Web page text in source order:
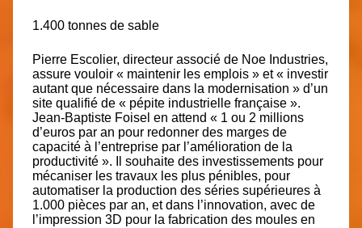
1.400 tonnes de sable
Pierre Escolier, directeur associé de Noe Industries,
assure vouloir « maintenir les emplois » et « investir
autant que nécessaire dans la modernisation » d’un
site qualifié de « pépite industrielle française ».
Jean-Baptiste Foisel en attend « 1 ou 2 millions
d’euros par an pour redonner des marges de
capacité à l’entreprise par l’amélioration de la
productivité ». Il souhaite des investissements pour
mécaniser les travaux les plus pénibles, pour
automatiser la production des séries supérieures à
1.000 pièces par an, et dans l’innovation, avec de
l’impression 3D pour la fabrication des moules en